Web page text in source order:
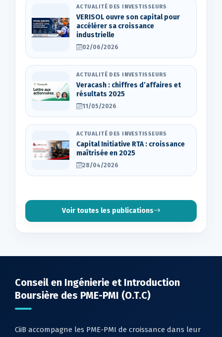
ACTUALITÉ DES INVESTISSEURS
VERISOL ouvre son capital pour
accélérer sa croissance
industrielle
02/06/2026
ACTUALITÉ DES INVESTISSEURS
Veracash : chiffres d’affaires et
résultats 2025
11/05/2026
ACTUALITÉ DES INVESTISSEURS
Capital Initiative RTA : croissance
maîtrisée en 2025
28/04/2026
Voir toutes les publications
Conseil en Ingénierie et Introduction
Boursière des PME-PMI (O.T.C)
CiiB accompagne les PME-PMI de croissance dans leur